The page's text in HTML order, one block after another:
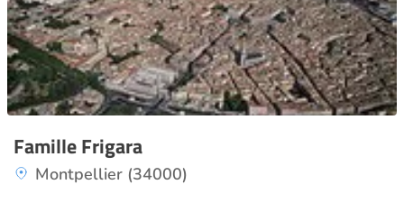
Famille Frigara
Montpellier (34000)